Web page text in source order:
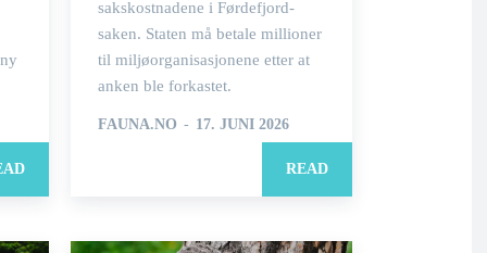
sakskostnadene i Førdefjord-
saken. Staten må betale millioner
til miljøorganisasjonene etter at
anken ble forkastet.
FAUNA.NO - 17. JUNI 2026
READ